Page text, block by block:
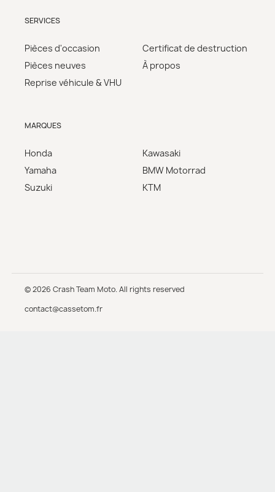
SERVICES
Pièces d'occasion
Pièces neuves
Reprise véhicule & VHU
Certificat de destruction
À propos
MARQUES
Honda
Yamaha
Suzuki
Kawasaki
BMW Motorrad
KTM
© 2026 Crash Team Moto. All rights reserved
contact@cassetom.fr